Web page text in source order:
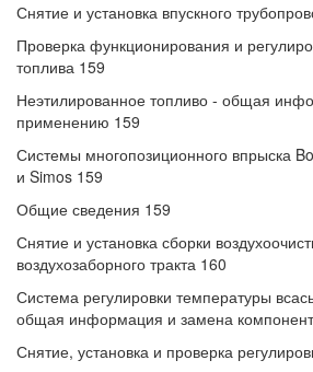
Снятие и установка впускного
Проверка функционирования и
топлива 159
Неэтилированное топливо - общая
применению 159
Системы многопозиционного впрыска
и Simos 159
Общие сведения 159
Снятие и установка сборки
воздухозаборного тракта 160
Система регулировки температуры
общая информация и замена
Снятие, установка и проверка